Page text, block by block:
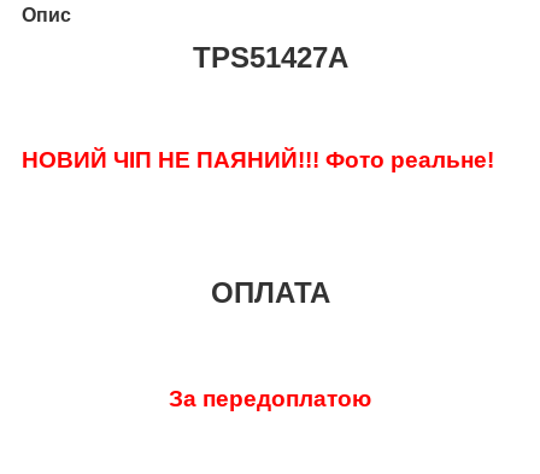
Опис
TPS51427A
НОВИЙ ЧІП НЕ ПАЯНИЙ!!! Фото реальне!
ОПЛАТА
За передоплатою